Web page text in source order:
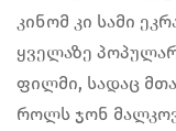
კინომ კი სამი
ყველაზე
ფილმი, სადაც
როლს ჯონ